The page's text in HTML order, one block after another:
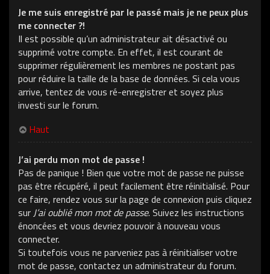
Je me suis enregistré par le passé mais je ne peux plus
me connecter ?!
Il est possible qu’un administrateur ait désactivé ou
supprimé votre compte. En effet, il est courant de
supprimer régulièrement les membres ne postant pas
pour réduire la taille de la base de données. Si cela vous
arrive, tentez de vous ré-enregistrer et soyez plus
investi sur le forum.
Haut
J’ai perdu mon mot de passe !
Pas de panique ! Bien que votre mot de passe ne puisse
pas être récupéré, il peut facilement être réinitialisé. Pour
ce faire, rendez vous sur la page de connexion puis cliquez
sur J’ai oublié mon mot de passe. Suivez les instructions
énoncées et vous devriez pouvoir à nouveau vous
connecter.
Si toutefois vous ne parveniez pas à réinitialiser votre
mot de passe, contactez un administrateur du forum.